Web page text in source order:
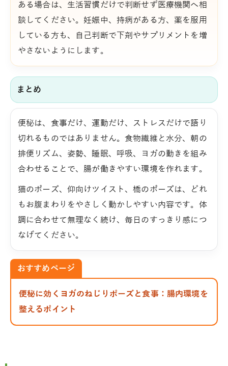
ある場合は、生活習慣だけで判断せず医療機関へ相
談してください。妊娠中、持病がある方、薬を服用
している方も、自己判断で下剤やサプリメントを増
やさないようにします。
まとめ
便秘は、食事だけ、運動だけ、ストレスだけで語り
切れるものではありません。食物繊維と水分、朝の
排便リズム、姿勢、睡眠、呼吸、ヨガの動きを組み
合わせることで、腸が働きやすい環境を作れます。
猫のポーズ、仰向けツイスト、橋のポーズは、どれ
もお腹まわりをやさしく動かしやすい内容です。体
調に合わせて無理なく続け、毎日のすっきり感につ
なげてください。
おすすめページ
便秘に効くヨガのねじりポーズと食事：腸内環境を
整えるポイント